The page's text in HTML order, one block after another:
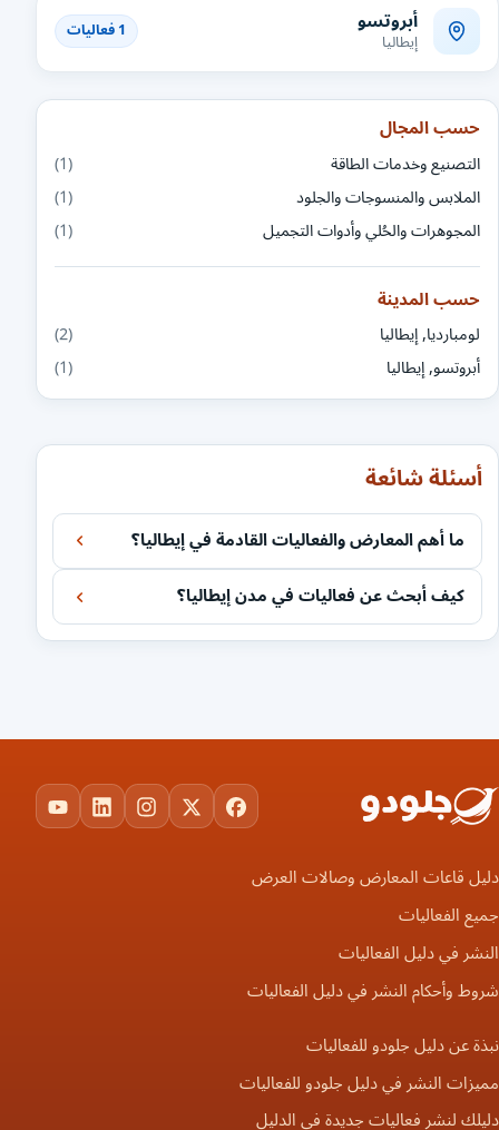
أبروتسو
إيطاليا 1 فعاليات
حسب المجال
التصنيع وخدمات الطاقة
(1)
الملابس والمنسوجات والجلود
(1)
المجوهرات والحُلي وأدوات التجميل
(1)
حسب المدينة
لومبارديا, إيطاليا
(2)
أبروتسو, إيطاليا
(1)
أسئلة شائعة
ما أهم المعارض والفعاليات القادمة في إيطاليا؟
كيف أبحث عن فعاليات في مدن إيطاليا؟
Facebook
X
Instagram
LinkedIn
دليل قاعات المعارض وصالات العرض
جميع الفعاليات
النشر في دليل الفعاليات
شروط وأحكام النشر في دليل الفعاليات
نبذة عن دليل جلودو للفعاليات
مميزات النشر في دليل جلودو للفعاليات
دليلك لنشر فعاليات جديدة في الدليل